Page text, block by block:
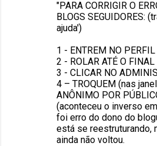
"PARA CORRIGIR O
BLOGS SEGUIDORES:
ajuda')
1 - ENTREM NO PERFIL
2 - ROLAR ATÉ O FINAL
3 - CLICAR NO
4 – TROQUEM (nas
ANÔNIMO POR
(aconteceu o inverso
foi erro do dono do
está se reestruturando,
ainda não voltou.